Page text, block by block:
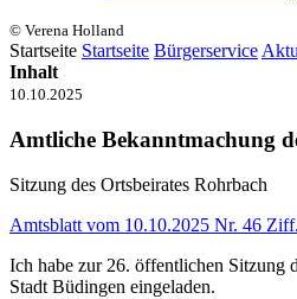
© Verena Holland
Startseite Startseite Bürgerservice
Inhalt
10.10.2025
Amtliche Bekanntmachung
Sitzung des Ortsbeirates Rohrbach
Amtsblatt vom 10.10.2025 Nr. 46
Ich habe zur 26. öffentlichen Sitzung
Stadt Büdingen eingeladen.